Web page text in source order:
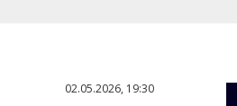
02.05.2026, 19:30